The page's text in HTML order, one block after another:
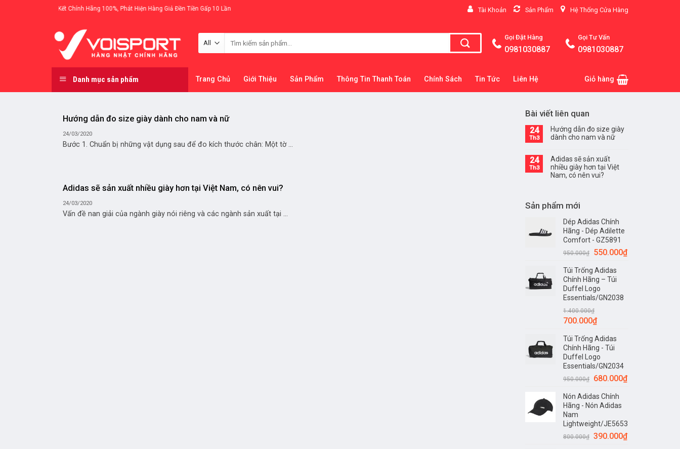
Cam Kết Chính Hãng 100%, Phát Hiện Hàng Giả Đền Tiền Gấp 10 Lần Tài Khoản Sản Phẩm Hệ Thống Cửa Hàng
Tìm
Gọi Đặt Hàng
0981030887
Gọi Tư Vấn
0981030887
Danh mục sản phẩm Trang Chủ Giới Thiệu Sản Phẩm Thông Tin Thanh Toán Chính Sách Tin Tức Liên Hệ Giỏ hàng
Hướng dẫn đo size giày dành cho nam và nữ
24/03/2020
Bước 1. Chuẩn bị những vật dụng sau để đo kích thước chân: Một tờ ...
Adidas sẽ sản xuất nhiều giày hơn tại Việt Nam, có nên vui?
24/03/2020
Vấn đề nan giải của ngành giày nói riêng và các ngành sản xuất tại ...
Bài viết liên quan
24
Th3
Hướng dẫn đo size giày
dành cho nam và nữ
24
Th3
Adidas sẽ sản xuất
nhiều giày hơn tại Việt
Nam, có nên vui?
Sản phẩm mới
Dép Adidas Chính
Hãng - Dép Adilette
Comfort - GZ5891
950.000₫ 550.000₫
Túi Trống Adidas
Chính Hãng – Túi
Duffel Logo
Essentials/GN2038
1.400.000₫
700.000₫
Túi Trống Adidas
Chính Hãng - Túi
Duffel Logo
Essentials/GN2034
950.000₫ 680.000₫
Nón Adidas Chính
Hãng - Nón Adidas
Nam
Lightweight/JE5653
800.000₫ 390.000₫